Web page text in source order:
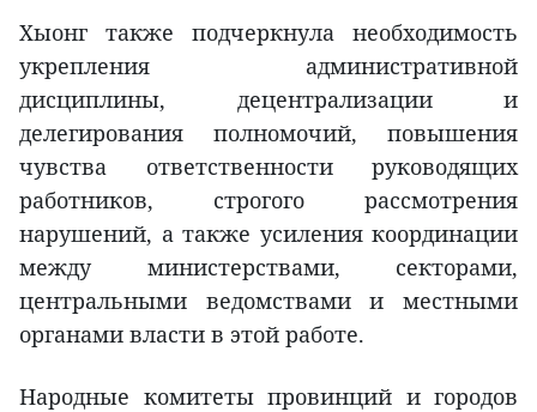
Хыонг также подчеркнула необходимость
укрепления административной
дисциплины, децентрализации и
делегирования полномочий, повышения
чувства ответственности руководящих
работников, строгого рассмотрения
нарушений, а также усиления координации
между министерствами, секторами,
центральными ведомствами и местными
органами власти в этой работе.
Народные комитеты провинций и городов